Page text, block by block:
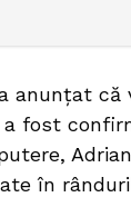
anunțat că
a fost
în